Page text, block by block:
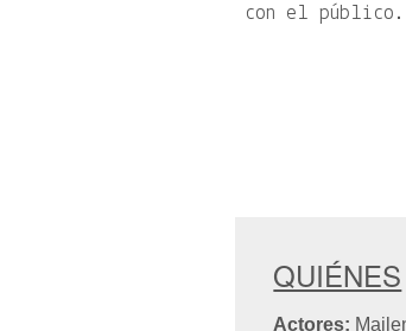
con el público.
QUIÉNES
Actores: